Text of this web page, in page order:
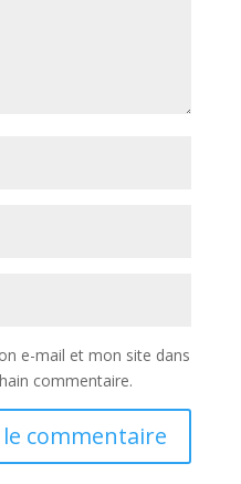
e-mail et mon site dans
commentaire.